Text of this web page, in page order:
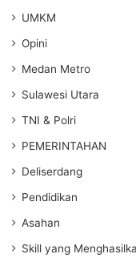
UMKM
Opini
Medan Metro
Sulawesi Utara
TNI & Polri
PEMERINTAHAN
Deliserdang
Pendidikan
Asahan
Skill yang